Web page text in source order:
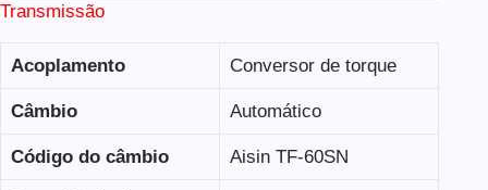
Transmissão
Acoplamento Conversor de torque
Câmbio Automático
Código do câmbio Aisin TF-60SN